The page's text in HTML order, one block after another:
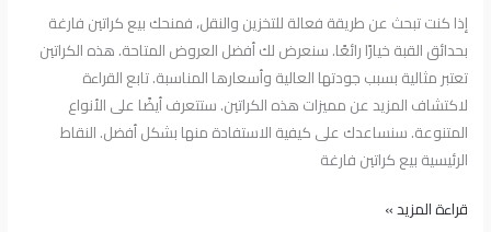
إذا كنت تبحث عن طريقة فعالة للتخزين والنقل، فمنحك بيع كراتين فارغة
بحدائق القبة خيارًا رائعًا. سنعرض لك أفضل العروض المتاحة. هذه الكراتين
تعتبر مثالية بسبب جودتها العالية وأسعارها المناسبة. تابع القراءة
لاكتشاف المزيد عن مميزات هذه الكراتين. ستتعرف أيضًا على الأنواع
المتنوعة. سنساعدك على كيفية الاستفادة منها بشكل أفضل. النقاط
الرئيسية بيع كراتين فارغة
قراءة المزيد »